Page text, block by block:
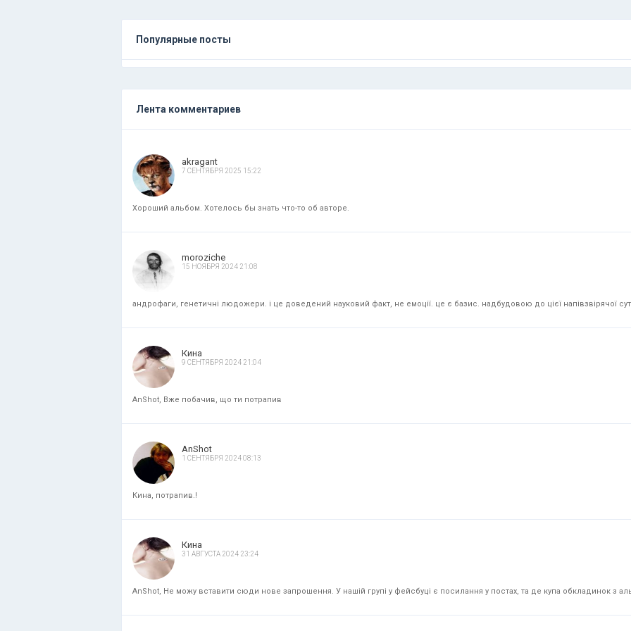
Популярные посты
Лента комментариев
akragant
7 СЕНТЯБРЯ 2025 15:22
Хороший альбом. Хотелось бы знать что-то об авторе.
moroziche
15 НОЯБРЯ 2024 21:08
андрофаги, генетичні людожери. і це доведений науковий факт, не емоції. це є базис. надбудовою до цієї напівзвірячої
Кина
9 СЕНТЯБРЯ 2024 21:04
AnShot, Вже побачив, що ти потрапив
AnShot
1 СЕНТЯБРЯ 2024 08:13
Кина, потрапив.!
Кина
31 АВГУСТА 2024 23:24
AnShot, Не можу вставити сюди нове запрошення. У нашій групі у фейсбуці є посилання у постах, та де купа обкладинок з